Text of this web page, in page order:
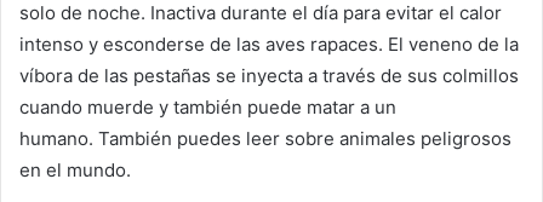
solo de noche. Inactiva durante el día para evitar el calor
intenso y esconderse de las aves rapaces. El veneno de la
víbora de las pestañas se inyecta a través de sus colmillos
cuando muerde y también puede matar a un
humano. También puedes leer sobre animales peligrosos
en el mundo.